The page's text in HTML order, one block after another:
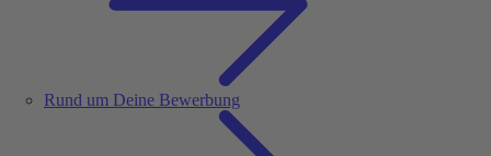
Rund um Deine Bewerbung